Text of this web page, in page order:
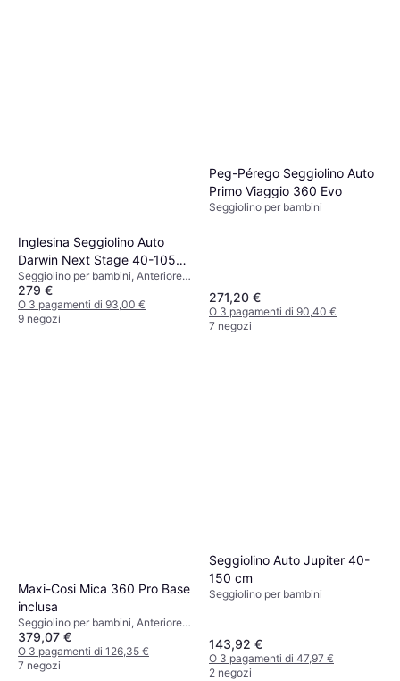
Inglesina Seggiolino Auto
Darwin Next Stage 40-105
cm
Seggiolino per bambini, Anteriore,
Posteriore, UN R129, i-Size,
Rivestimento lavabile, Girevole,
Riduttore per seggiolino neonato
279 €
O 3 pagamenti di 93,00 €
9 negozi
Peg-Pérego Seggiolino Auto
Primo Viaggio 360 Evo
Seggiolino per bambini
271,20 €
O 3 pagamenti di 90,40 €
7 negozi
Maxi-Cosi Mica 360 Pro Base
inclusa
Seggiolino per bambini, Anteriore,
Posteriore, i-Size, UN R129, Base
inclusa, Protezione dagli urti
laterali (ASIP), Rivestimento
379,07 €
O 3 pagamenti di 126,35 €
7 negozi
Seggiolino Auto Jupiter 40-
150 cm
Seggiolino per bambini
143,92 €
O 3 pagamenti di 47,97 €
2 negozi